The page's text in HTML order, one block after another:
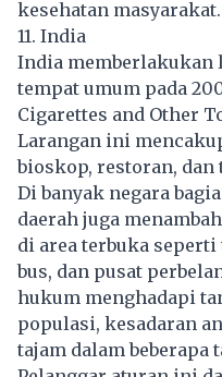
kesehatan masyarakat.
11. India
India memberlakukan
tempat umum pada
Cigarettes and Other
Larangan ini
bioskop, restoran, dan
Di banyak negara
daerah juga
di area terbuka
bus, dan pusat
hukum menghadapi
populasi, kesadaran
tajam dalam beberapa